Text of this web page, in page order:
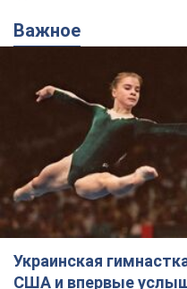
Украинская
США и впервые
сложилась судьба
лет назад
У поклонников девушки из
кусок коврового покрытия
8.08.2026 18:30 38,3 т.
В Прикарпатье после
жары прошел сильный